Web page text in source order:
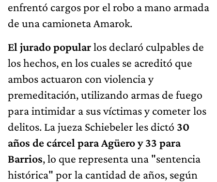
enfrentó cargos por el robo a mano armada
de una camioneta Amarok.
El jurado popularlos declaró culpables de
los hechos, en los cuales se acreditó que
ambos actuaron con violencia y
premeditación, utilizando armas de fuego
para intimidar a sus víctimas y cometer los
delitos. La jueza Schiebeler les dictó 30
años de cárcel para Agüero y 33 para
Barrios, lo que representa una "sentencia
histórica" por la cantidad de años, según